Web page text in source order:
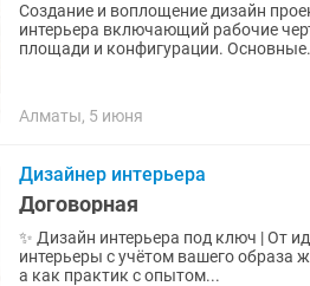
Создание и воплощение дизайн
интерьера включающий рабочие
площади и конфигурации.
Алматы, 5 июня
Дизайнер интерьера
Договорная
✨ Дизайн интерьера под ключ | От
интерьеры с учётом вашего образа
а как практик с опытом...